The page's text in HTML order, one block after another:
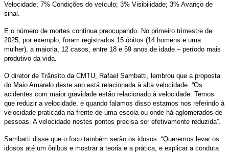
Velocidade; 7% Condições do veículo; 3% Visibilidade; 3% Avanço de
sinal.
E o número de mortes continua preocupando. No primeiro trimestre de
2025, por exemplo, foram registrados 15 óbitos (14 homens e uma
mulher), a maioria, 12 casos, entre 18 e 59 anos de idade – período mais
produtivo da vida.
O diretor de Trânsito da CMTU, Rafael Sambatti, lembrou que a proposta
do Maio Amarelo deste ano está relacionada à alta velocidade. “Os
acidentes com maior gravidade estão relacionado à velocidade. Temos
que reduzir a velocidade, e quando falamos disso estamos nos referindo à
velocidade praticada na frente de uma escola ou onde há aglomerados de
pessoas. A velocidade nestes pontos precisa ser efetivamente reduzida”.
Sambatti disse que o foco também serão os idosos. “Queremos levar os
idosos até um ônibus e mostrar a teoria e a prática, e explicar a conduta